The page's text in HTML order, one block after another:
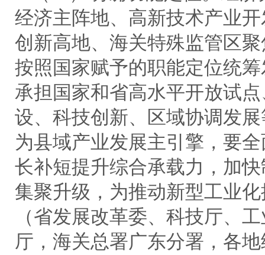
经济主阵地、高新技术产业
创新高地、海关特殊监管区
按照国家赋予的职能定位统
承担国家和省高水平开放试
设、科技创新、区域协调发
为县域产业发展主引擎，要
长补短提升综合承载力，加
集聚升级，为推动新型工业
（省发展改革委、科技厅、
厅，海关总署广东分署，各